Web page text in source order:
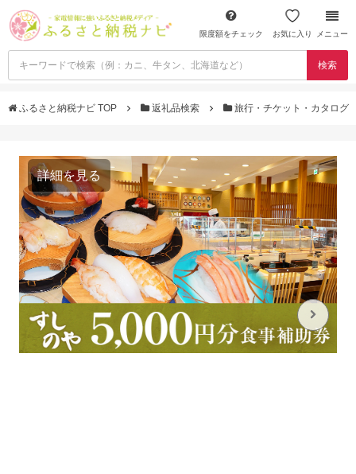
限度額をチェック お気に入り メニュー
検索
ふるさと納税ナビ TOP 返礼品検索 旅行・チケット・カタログ
詳細を見る